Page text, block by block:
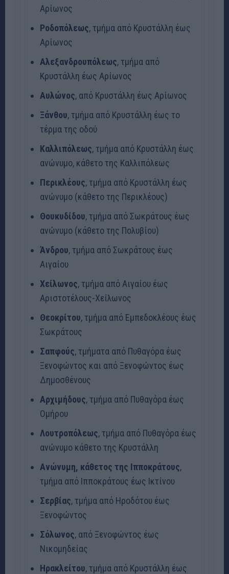
Αρίωνος
Ροδοπόλεως, τμήμα από Κρυστάλλη έως
Αρίωνος
Αλεξανδρουπόλεως, τμήμα από
Κρυστάλλη έως Αρίωνος
Αυλώνος, από Κρυστάλλη έως Αρίωνος
Ξάνθου, τμήμα από Κρυστάλλη έως το
τέρμα της οδού
Καλλιπόλεως, τμήμα από Κρυστάλλη έως
ανώνυμο, κάθετο της Καλλιπόλεως
Περικλέους, τμήμα από Κρυστάλλη έως
ανώνυμο (κάθετο της Περικλέους)
Θουκυδίδου, τμήμα από Σωκράτους έως
ανώνυμο (κάθετο της Πολυβίου)
Άνδρου, τμήμα από Σωκράτους έως
Αιγαίου
Χείλωνος, τμήμα από Αιγαίου έως
Αριστοτέλους-Χείλωνος
Θεοκρίτου, τμήμα από Εμπεδοκλέους έως
Σωκράτους
Σαπφούς, τμήματα από Πυθαγόρα έως
Ξενοφώντος και από Ξενοφώντος έως
Δημοσθένους
Αρχιμήδους, τμήμα από Πυθαγόρα έως
Ομήρου
Λουτροπόλεως, τμήμα από Πυθαγόρα έως
ανώνυμο κάθετο της Κρυστάλλη
Ανώνυμη, κάθετος της Ιπποκράτους,
τμήμα από Ιπποκράτους έως Ικτίνου
Σερβίας, τμήμα από Ηροδότου έως
Ξενοφώντος
Σόλωνος, από Ξενοφώντος έως
Νικομηδείας
Ηρακλείτου, τμήμα από Κρυστάλλη έως